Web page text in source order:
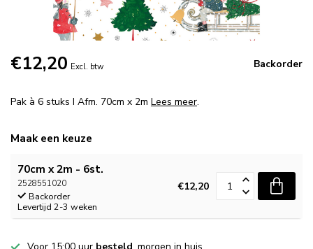
€12,20 Excl. btw Backorder
Pak à 6 stuks I Afm. 70cm x 2m Lees meer.
Maak een keuze
70cm x 2m - 6st.
2528551020
Backorder
Levertijd 2-3 weken
€12,20